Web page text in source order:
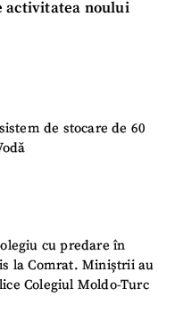
activitatea noului
de stocare de 60
cu predare în
la Comrat. Miniștrii au
Colegiul Moldo-Turc